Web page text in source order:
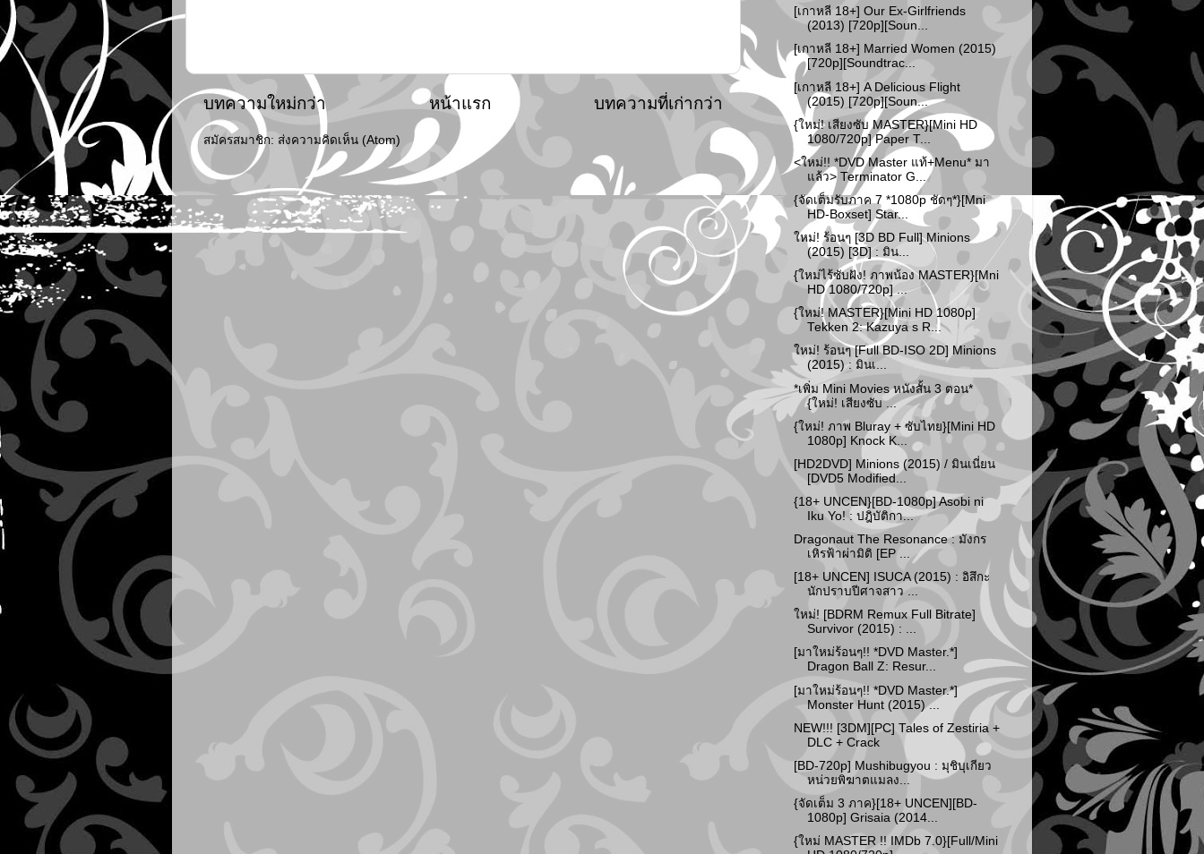
บทความใหม่กว่า บทความที่เก่ากว่า
หน้าแรก
สมัครสมาชิก: ส่งความคิดเห็น (Atom)
[เกาหลี 18+] Our Ex-Girlfriends
(2013) [720p][Soun...
[เกาหลี 18+] Married Women (2015)
[720p][Soundtrac...
[เกาหลี 18+] A Delicious Flight
(2015) [720p][Soun...
{ใหม่! เสียงซับ MASTER}[Mini HD
1080/720p] Paper T...
<ใหม่!! *DVD Master แท้+Menu* มา
แล้ว> Terminator G...
{จัดเต็มรับภาค 7 *1080p ชัดๆ*}[Mni
HD-Boxset] Star...
ใหม่! ร้อนๆ [3D BD Full] Minions
(2015) [3D] : มิน...
{ใหม่ไร้ซับฝัง! ภาพน้อง MASTER}[Mni
HD 1080/720p] ...
{ใหม่! MASTER}[Mini HD 1080p]
Tekken 2: Kazuya s R...
ใหม่! ร้อนๆ [Full BD-ISO 2D] Minions
(2015) : มินเ...
*เพิ่ม Mini Movies หนังสั้น 3 ตอน*
{ใหม่! เสียงซับ ...
{ใหม่! ภาพ Bluray + ซับไทย}[Mini HD
1080p] Knock K...
[HD2DVD] Minions (2015) / มินเนี่ยน
[DVD5 Modified...
{18+ UNCEN}[BD-1080p] Asobi ni
Iku Yo! : ปฎิบัติกา...
Dragonaut The Resonance : มังกร
เหิรฟ้าผ่ามิติ [EP ...
[18+ UNCEN] ISUCA (2015) : อิสึกะ
นักปราบปีศาจสาว ...
ใหม่! [BDRM Remux Full Bitrate]
Survivor (2015) : ...
[มาใหม่ร้อนๆ!! *DVD Master.*]
Dragon Ball Z: Resur...
[มาใหม่ร้อนๆ!! *DVD Master.*]
Monster Hunt (2015) ...
NEW!!! [3DM][PC] Tales of Zestiria +
DLC + Crack
[BD-720p] Mushibugyou : มุชิบุเกียว
หน่วยพิฆาตแมลง...
{จัดเต็ม 3 ภาค}[18+ UNCEN][BD-
1080p] Grisaia (2014...
{ใหม่ MASTER !! IMDb 7.0}[Full/Mini